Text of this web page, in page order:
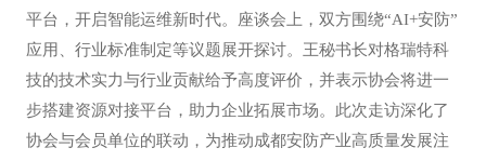
平台，开启智能运维新时代。座谈会上，双方围绕“AI+安防”
应用、行业标准制定等议题展开探讨。王秘书长对格瑞特科
技的技术实力与行业贡献给予高度评价，并表示协会将进一
步搭建资源对接平台，助力企业拓展市场。此次走访深化了
协会与会员单位的联动，为推动成都安防产业高质量发展注